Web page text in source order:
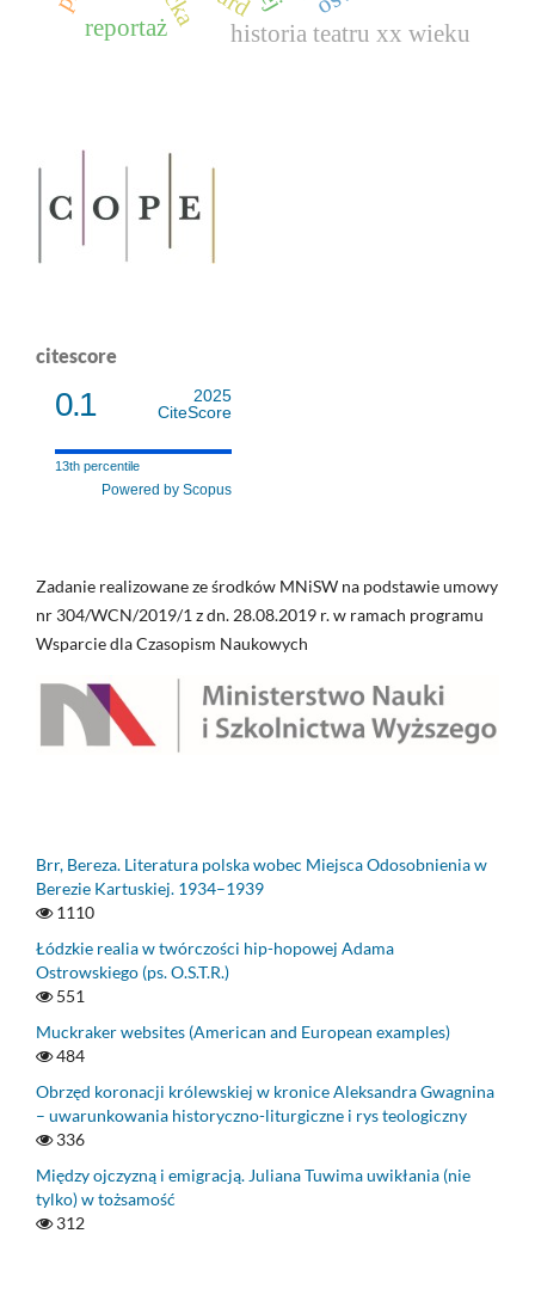
historia teatru xx wieku
reportaż
citescore
0.1
2025
CiteScore
13th percentile
Powered by Scopus
Zadanie realizowane ze środków MNiSW na podstawie umowy
nr 304/WCN/2019/1 z dn. 28.08.2019 r. w ramach programu
Wsparcie dla Czasopism Naukowych
Brr, Bereza. Literatura polska wobec Miejsca Odosobnienia w
Berezie Kartuskiej. 1934–1939
1110
Łódzkie realia w twórczości hip-hopowej Adama
Ostrowskiego (ps. O.S.T.R.)
551
Muckraker websites (American and European examples)
484
Obrzęd koronacji królewskiej w kronice Aleksandra Gwagnina
– uwarunkowania historyczno-liturgiczne i rys teologiczny
336
Między ojczyzną i emigracją. Juliana Tuwima uwikłania (nie
tylko) w tożsamość
312